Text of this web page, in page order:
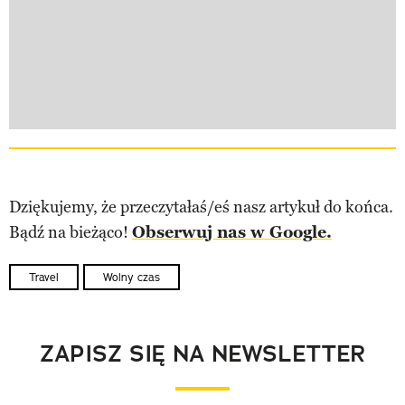
Dziękujemy, że przeczytałaś/eś nasz artykuł do końca.
Bądź na bieżąco! Obserwuj nas w Google.
Travel Wolny czas
ZAPISZ SIĘ NA NEWSLETTER